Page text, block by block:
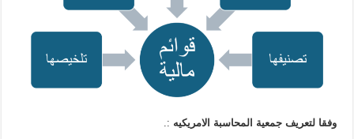
وفقا لتعريف جمعية المحاسبة الامريكيه :.